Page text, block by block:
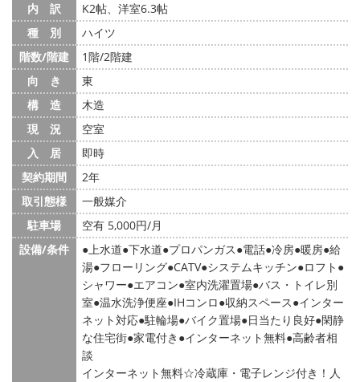
内 訳
K2帖、洋室6.3帖
種 別
ハイツ
階数/階建
1階/2階建
向 き
東
構 造
木造
現 況
空室
入 居
即時
契約期間
2年
取引態様
一般媒介
駐車場
空有 5,000円/月
設備/条件
上水道 下水道 プロパンガス 電話 冷房 暖房 給
湯 フローリング CATV システムキッチン ロフト
シャワー エアコン 室内洗濯置場 バス・トイレ別
室 温水洗浄便座 IHコンロ 収納スペース インター
ネット対応 駐輪場 バイク置場 日当たり良好 閑静
な住宅街 家電付き インターネット無料 高齢者相
談
インターネット無料☆冷蔵庫・電子レンジ付き！人